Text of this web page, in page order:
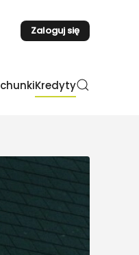
Zaloguj się
Kredyty